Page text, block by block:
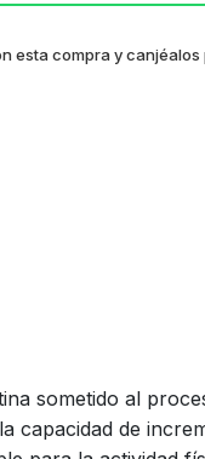
esta compra y
sometido al
capacidad de